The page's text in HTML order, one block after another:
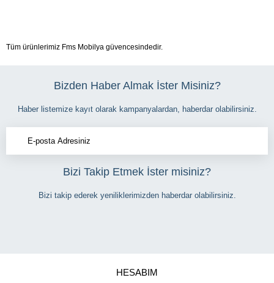
Tüm ürünlerimiz Fms Mobilya güvencesindedir.
Bizden Haber Almak İster Misiniz?
Haber listemize kayıt olarak kampanyalardan, haberdar olabilirsiniz.
Bizi Takip Etmek İster misiniz?
Bizi takip ederek yeniliklerimizden haberdar olabilirsiniz.
HESABIM